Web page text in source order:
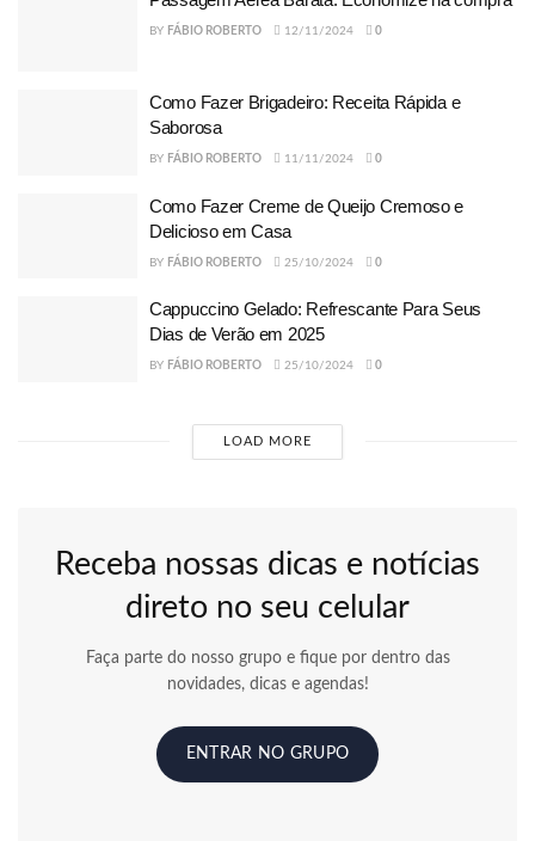
BY FÁBIO ROBERTO 12/11/2024 0
Como Fazer Brigadeiro: Receita Rápida e
Saborosa
BY FÁBIO ROBERTO 11/11/2024 0
Como Fazer Creme de Queijo Cremoso e
Delicioso em Casa
BY FÁBIO ROBERTO 25/10/2024 0
Cappuccino Gelado: Refrescante Para Seus
Dias de Verão em 2025
BY FÁBIO ROBERTO 25/10/2024 0
LOAD MORE
Receba nossas dicas e notícias
direto no seu celular
Faça parte do nosso grupo e fique por dentro das
novidades, dicas e agendas!
ENTRAR NO GRUPO